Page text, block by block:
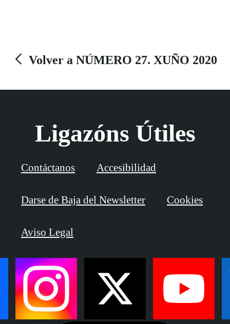
Volver a NÚMERO 27. XUÑO 2020
Ligazóns Útiles
Contáctanos Accesibilidad
Darse de Baja del Newsletter Cookies
Aviso Legal